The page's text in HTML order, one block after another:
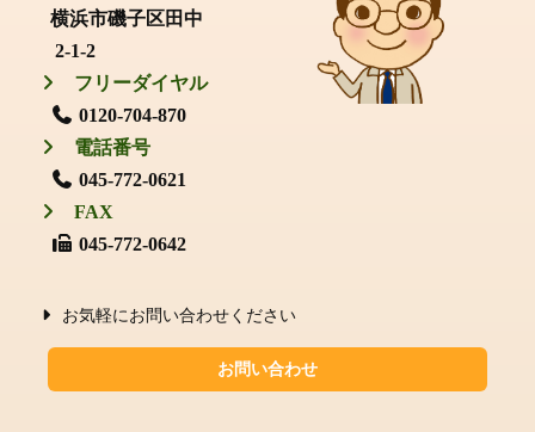
横浜市磯子区田中
2-1-2
フリーダイヤル
0120-704-870
電話番号
045-772-0621
FAX
045-772-0642
お気軽にお問い合わせください
お問い合わせ